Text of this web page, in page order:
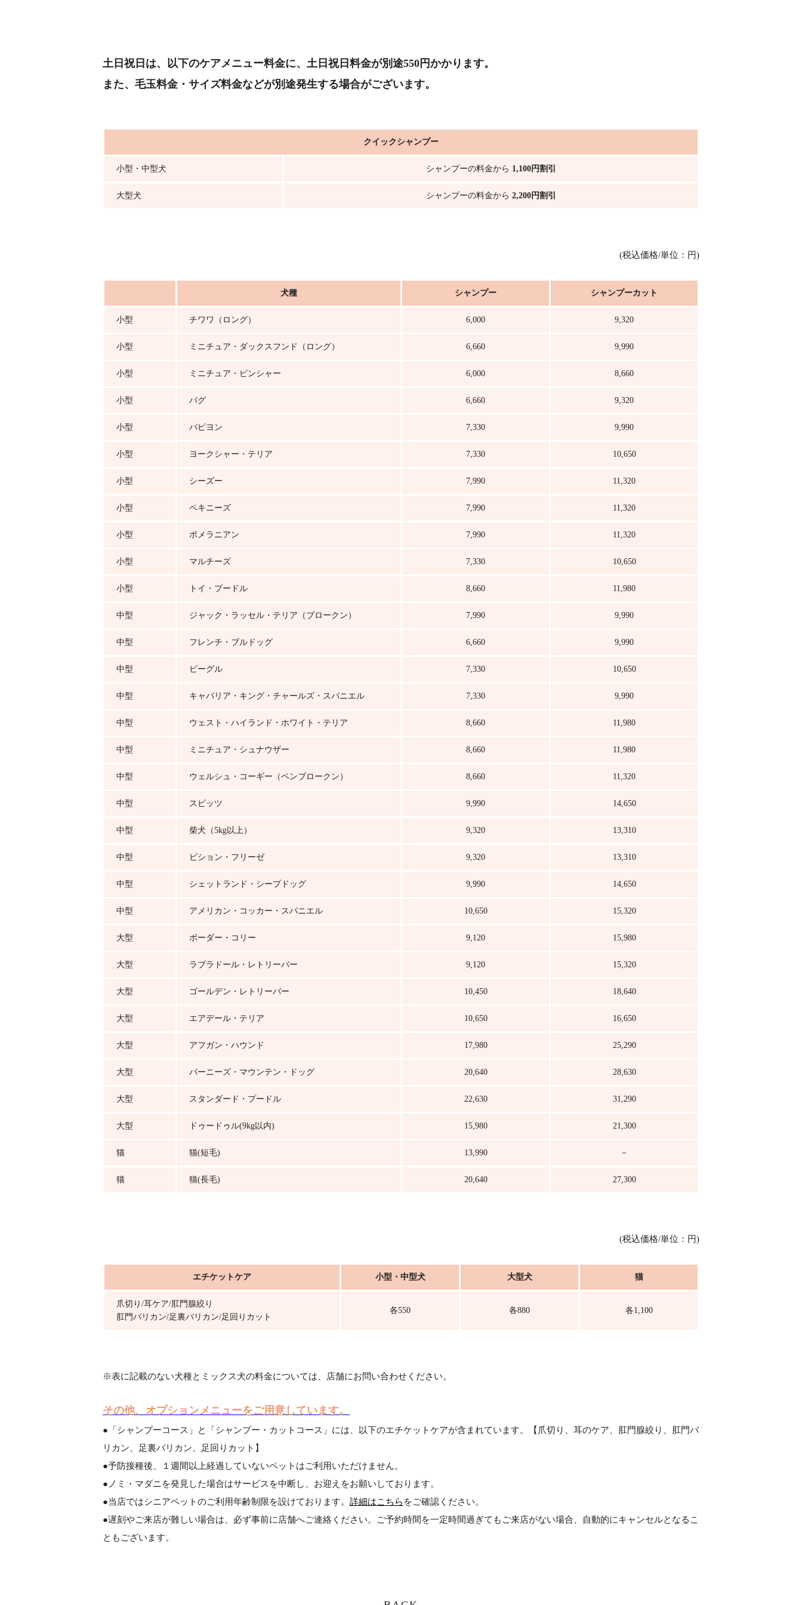
土日祝日は、以下のケアメニュー料金に、土日祝日料金が別途550円かかります。
また、毛玉料金・サイズ料金などが別途発生する場合がございます。
クイックシャンプー
小型・中型犬 シャンプーの料金から 1,100円割引
大型犬 シャンプーの料金から 2,200円割引
(税込価格/単位：円)
犬種 シャンプー シャンプーカット
小型 チワワ（ロング） 6,000 9,320
小型 ミニチュア・ダックスフンド（ロング） 6,660 9,990
小型 ミニチュア・ピンシャー 6,000 8,660
小型 パグ 6,660 9,320
小型 パピヨン 7,330 9,990
小型 ヨークシャー・テリア 7,330 10,650
小型 シーズー 7,990 11,320
小型 ペキニーズ 7,990 11,320
小型 ポメラニアン 7,990 11,320
小型 マルチーズ 7,330 10,650
小型 トイ・プードル 8,660 11,980
中型 ジャック・ラッセル・テリア（ブロークン） 7,990 9,990
中型 フレンチ・ブルドッグ 6,660 9,990
中型 ビーグル 7,330 10,650
中型 キャバリア・キング・チャールズ・スパニエル 7,330 9,990
中型 ウェスト・ハイランド・ホワイト・テリア 8,660 11,980
中型 ミニチュア・シュナウザー 8,660 11,980
中型 ウェルシュ・コーギー（ペンブロークン） 8,660 11,320
中型 スピッツ 9,990 14,650
中型 柴犬（5kg以上） 9,320 13,310
中型 ビション・フリーゼ 9,320 13,310
中型 シェットランド・シープドッグ 9,990 14,650
中型 アメリカン・コッカー・スパニエル 10,650 15,320
大型 ボーダー・コリー 9,120 15,980
大型 ラブラドール・レトリーバー 9,120 15,320
大型 ゴールデン・レトリーバー 10,450 18,640
大型 エアデール・テリア 10,650 16,650
大型 アフガン・ハウンド 17,980 25,290
大型 バーニーズ・マウンテン・ドッグ 20,640 28,630
大型 スタンダード・プードル 22,630 31,290
大型 ドゥードゥル(9kg以内) 15,980 21,300
猫 猫(短毛) 13,990 －
猫 猫(長毛) 20,640 27,300
(税込価格/単位：円)
エチケットケア 小型・中型犬 大型犬 猫
爪切り/耳ケア/肛門腺絞り
肛門バリカン/足裏バリカン/足回りカット
各550 各880 各1,100
※表に記載のない犬種とミックス犬の料金については、店舗にお問い合わせください。
その他、オプションメニューをご用意しています。
●「シャンプーコース」と「シャンプー・カットコース」には、以下のエチケットケアが含まれています。【爪切り、耳のケア、肛門腺絞り、肛門バ
リカン、足裏バリカン、足回りカット】
●予防接種後、１週間以上経過していないペットはご利用いただけません。
●ノミ・マダニを発見した場合はサービスを中断し、お迎えをお願いしております。
●当店ではシニアペットのご利用年齢制限を設けております。 詳細はこちら をご確認ください。
●遅刻やご来店が難しい場合は、必ず事前に店舗へご連絡ください。ご予約時間を一定時間過ぎてもご来店がない場合、自動的にキャンセルとなるこ
ともございます。